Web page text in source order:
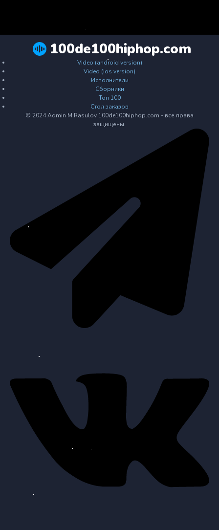
100de100hiphop.com
Video (android version)
Video (ios version)
Исполнители
Сборники
Топ 100
Стол заказов
© 2024 Admin M.Rasulov 100de100hiphop.com - все права
защищены.